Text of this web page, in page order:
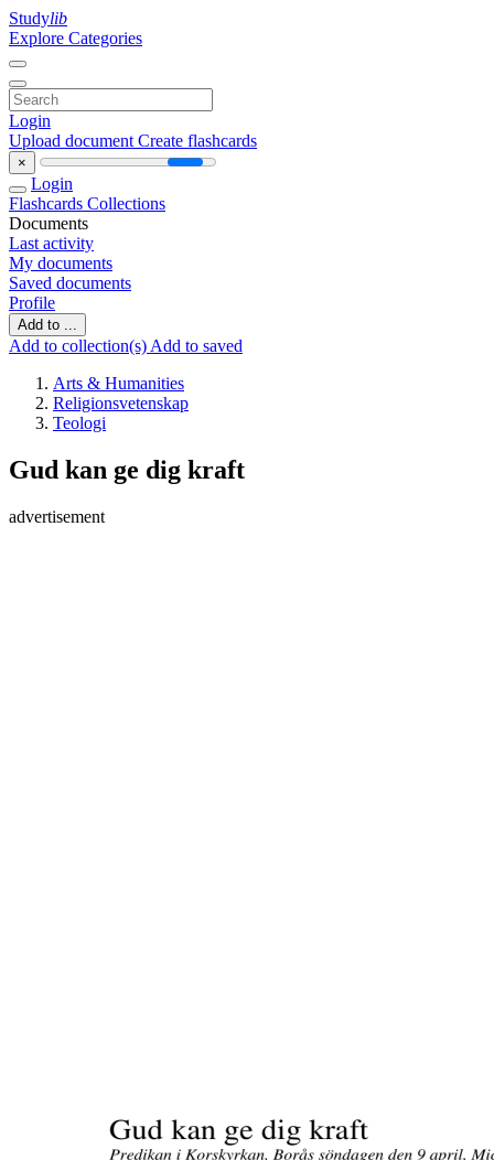
Studylib
Explore Categories
Login
Upload document Create flashcards
×
Login
Flashcards Collections
Documents
Last activity
My documents
Saved documents
Profile
Add to ...
Add to collection(s) Add to saved
Arts & Humanities
Religionsvetenskap
Teologi
Gud kan ge dig kraft
advertisement